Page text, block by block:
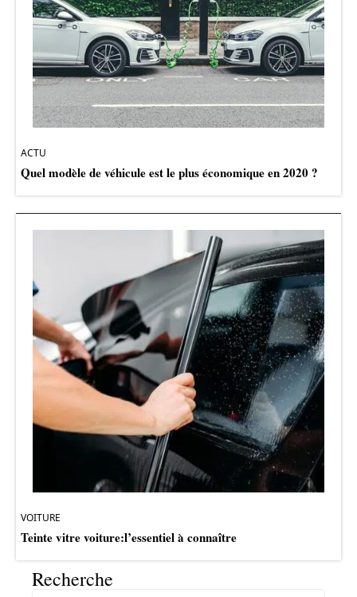
ACTU
Quel modèle de véhicule est le plus économique en 2020 ?
VOITURE
Teinte vitre voiture:l’essentiel à connaître
Recherche